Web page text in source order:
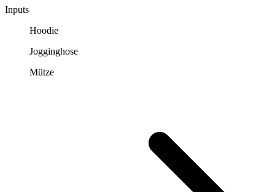
Inputs
Hoodie
Jogginghose
Mütze